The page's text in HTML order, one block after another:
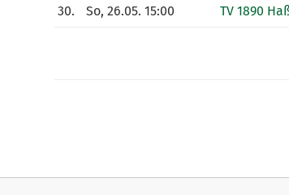
30. So, 26.05. 15:00 TV 1890